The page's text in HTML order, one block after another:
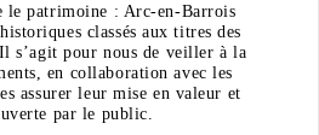
le patrimoine : Arc-en-Barrois
classés aux titres des
s’agit pour nous de veiller à la
en collaboration avec les
assurer leur mise en valeur et
par le public.